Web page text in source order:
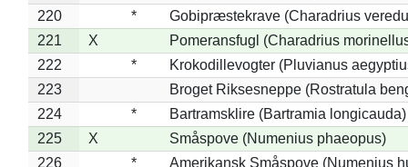
220
*
Gobipræstekrave (Charadrius
221
X
Pomeransfugl (Charadrius
222
*
Krokodillevogter (Pluvianus
223
Broget Riksesneppe (Rostratula
224
*
Bartramsklire (Bartramia longicauda)
225
X
Småspove (Numenius phaeopus)
226
* Amerikansk Småspove (Numenius